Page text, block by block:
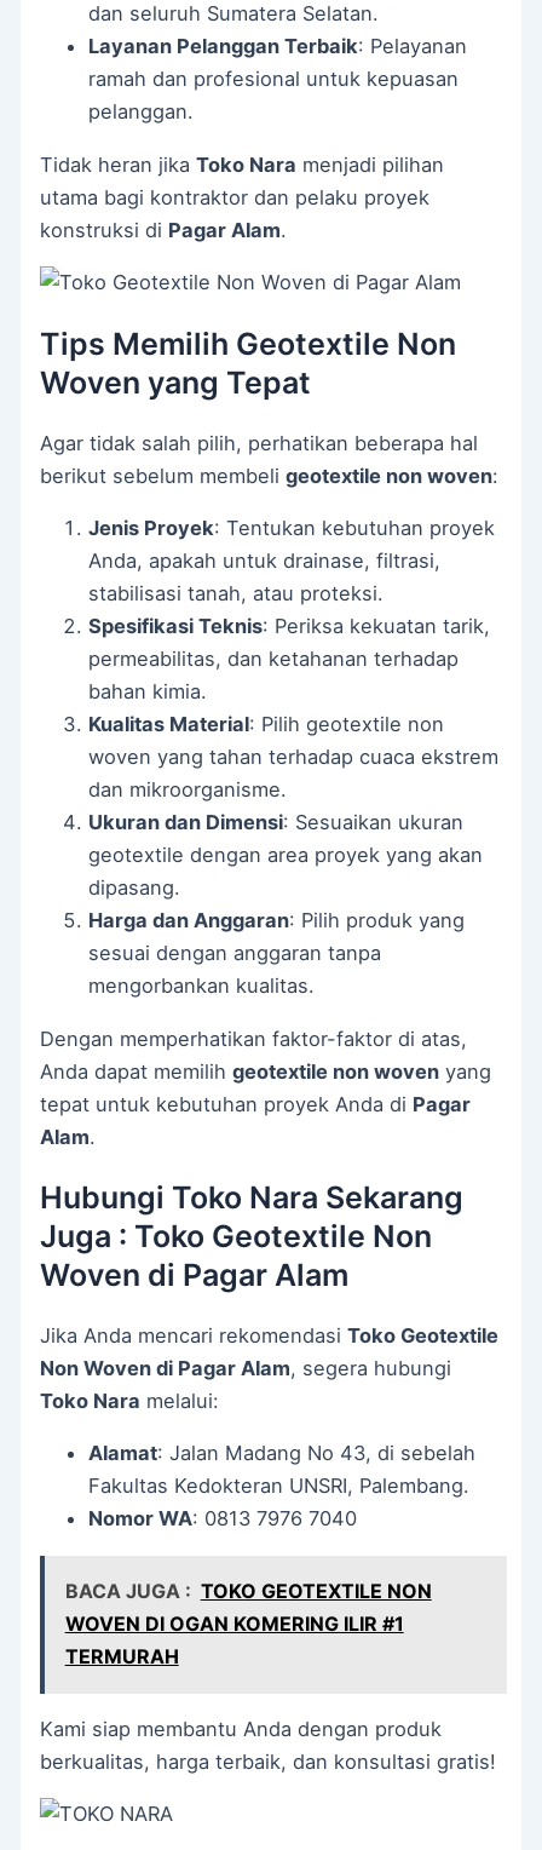
dan seluruh Sumatera Selatan.
Layanan Pelanggan Terbaik: Pelayanan
ramah dan profesional untuk kepuasan
pelanggan.
Tidak heran jikaToko Nara menjadi pilihan
utama bagi kontraktor dan pelaku proyek
konstruksi di Pagar Alam.
Tips Memilih Geotextile Non
Woven yang Tepat
Agar tidak salah pilih, perhatikan beberapa hal
berikut sebelum membeligeotextile non woven:
Jenis Proyek: Tentukan kebutuhan proyek
Anda, apakah untuk drainase, filtrasi,
stabilisasi tanah, atau proteksi.
Spesifikasi Teknis: Periksa kekuatan tarik,
permeabilitas, dan ketahanan terhadap
bahan kimia.
Kualitas Material: Pilih geotextile non
woven yang tahan terhadap cuaca ekstrem
dan mikroorganisme.
Ukuran dan Dimensi: Sesuaikan ukuran
geotextile dengan area proyek yang akan
dipasang.
Harga dan Anggaran: Pilih produk yang
sesuai dengan anggaran tanpa
mengorbankan kualitas.
Dengan memperhatikan faktor-faktor di atas,
Anda dapat memilihgeotextile non woven yang
tepat untuk kebutuhan proyek Anda di Pagar
Alam.
Hubungi Toko Nara Sekarang
Juga : Toko Geotextile Non
Woven di Pagar Alam
Jika Anda mencari rekomendasiToko Geotextile
Non Woven di Pagar Alam, segera hubungi
Toko Nara melalui:
Alamat: Jalan Madang No 43, di sebelah
Fakultas Kedokteran UNSRI, Palembang.
Nomor WA: 0813 7976 7040
BACA JUGA : TOKO GEOTEXTILE NON
WOVEN DI OGAN KOMERING ILIR #1
TERMURAH
Kami siap membantu Anda dengan produk
berkualitas, harga terbaik, dan konsultasi gratis!